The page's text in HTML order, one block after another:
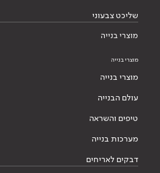
שליכט צבעוני
מוצרי בנייה
מוצרי בנייה
מוצרי בנייה
עולם הבנייה
טיפים והשראה
מערכות בנייה
דבקים לאריחים